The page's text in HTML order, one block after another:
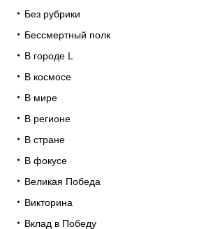
Без рубрики
Бессмертный полк
В городе L
В космосе
В мире
В регионе
В стране
В фокусе
Великая Победа
Викторина
Вклад в Победу